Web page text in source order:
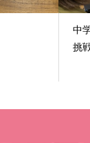
中
挑